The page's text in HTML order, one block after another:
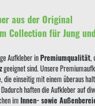
aus der Original
Collection für Jung
Aufkleber inPremiumqualität,
geeignet sind. Unsere
die einseitig mit einem überaus
haften die Aufkleber auf
imInnen- sowie